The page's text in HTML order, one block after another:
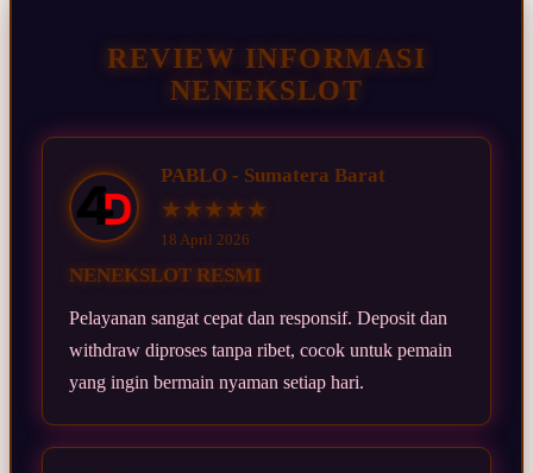
REVIEW INFORMASI
NENEKSLOT
PABLO - Sumatera Barat
★★★★★
18 April 2026
NENEKSLOT RESMI
Pelayanan sangat cepat dan responsif. Deposit dan
withdraw diproses tanpa ribet, cocok untuk pemain
yang ingin bermain nyaman setiap hari.